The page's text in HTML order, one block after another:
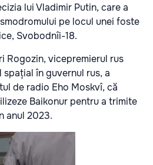
lui Vladimir Putin, care a
pe locul unei foste
Svobodnîi-18.
Rogozin, vicepremierul rus
în guvernul rus, a
de radio Eho Moskvî, că
Baikonur pentru a trimite
anul 2023.